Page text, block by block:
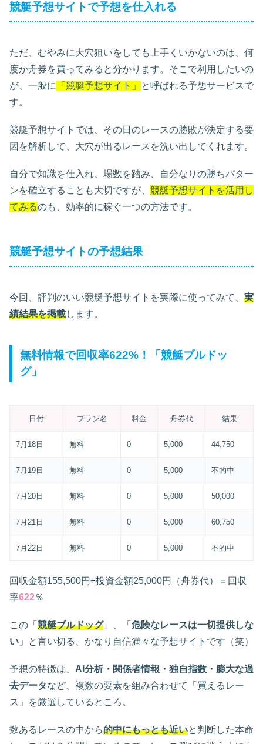
競艇予想サイトで予想を仕入れる
ただ、むやみに大穴狙いをしても上手くいかないのは、何
度か舟券を買ってみると分かります。そこで利用したいの
が、一般に
「競艇予想サイト」
と呼ばれる予想サービスで
す。
競艇予想サイトでは、その日のレースの勝敗が決定する要
因を解析して、大穴が出るレースを洗い出してくれます。
自分で知識を仕入れ、場数を踏み、自分なりの勝ちパター
ンを確立することも大切ですが、 競艇予想サイトを活用し
てみるのも、効率的に稼ぐ一つの方法です。
競艇予想サイトの予想結果
今回、評判のいい競艇予想サイトを実際に使ってみて、 実
績結果を掲載します。
無料情報で回収率622%！「競艇ブルドッ
グ」
日付 プラン名 料金 舟券代 結果
7月18日 無料 0 5,000 44,750
7月19日 無料 0 5,000 不的中
7月20日 無料 0 5,000 50,000
7月21日 無料 0 5,000 60,750
7月22日 無料 0 5,000 不的中
回収金額155,500円÷投資金額25,000円（舟券代）＝回収
率622％
この「 競艇ブルドッグ」、「 危険なレースは一切提供しな
い 」と言い切る、かなり自信満々な予想サイトです（笑）
予想の特徴は、 AI分析・関係者情報・独自指数・膨大な過
去データなど、複数の要素を組み合わせて「買えるレー
ス」を厳選しているところ。
数あるレースの中から的中にもっとも近いと判断した本命